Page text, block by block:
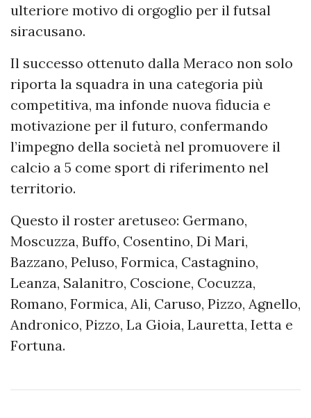
ulteriore motivo di orgoglio per il futsal
siracusano.
Il successo ottenuto dalla Meraco non solo
riporta la squadra in una categoria più
competitiva, ma infonde nuova fiducia e
motivazione per il futuro, confermando
l’impegno della società nel promuovere il
calcio a 5 come sport di riferimento nel
territorio.
Questo il roster aretuseo: Germano,
Moscuzza, Buffo, Cosentino, Di Mari,
Bazzano, Peluso, Formica, Castagnino,
Leanza, Salanitro, Coscione, Cocuzza,
Romano, Formica, Ali, Caruso, Pizzo, Agnello,
Andronico, Pizzo, La Gioia, Lauretta, Ietta e
Fortuna.